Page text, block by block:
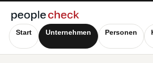
Start Unternehmen Personen